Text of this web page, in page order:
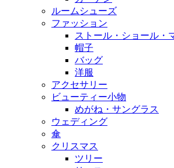
ルームシューズ
ファッション
ストール・ショール・
帽子
バッグ
洋服
アクセサリー
ビューティー小物
めがね・サングラス
ウェディング
傘
クリスマス
ツリー